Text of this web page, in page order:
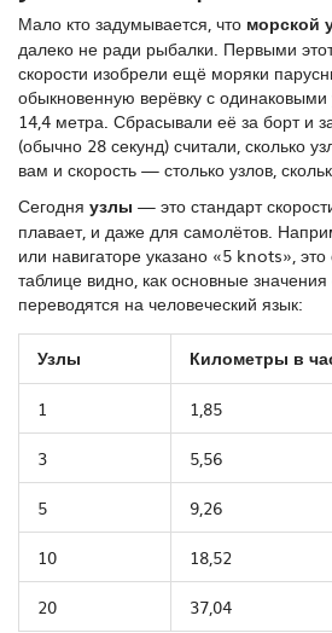
Мало кто задумывается, что морской
далеко не ради рыбалки. Первыми
скорости изобрели ещё моряки
обыкновенную верёвку с
14,4 метра. Сбрасывали её за борт и
(обычно 28 секунд) считали, сколько
вам и скорость — столько узлов,
Сегодня узлы — это стандарт
плавает, и даже для самолётов.
или навигаторе указано «5 knots»,
таблице видно, как основные значения
переводятся на человеческий язык:
Узлы Километры в
1 1,85
3 5,56
5 9,26
10 18,52
20 37,04